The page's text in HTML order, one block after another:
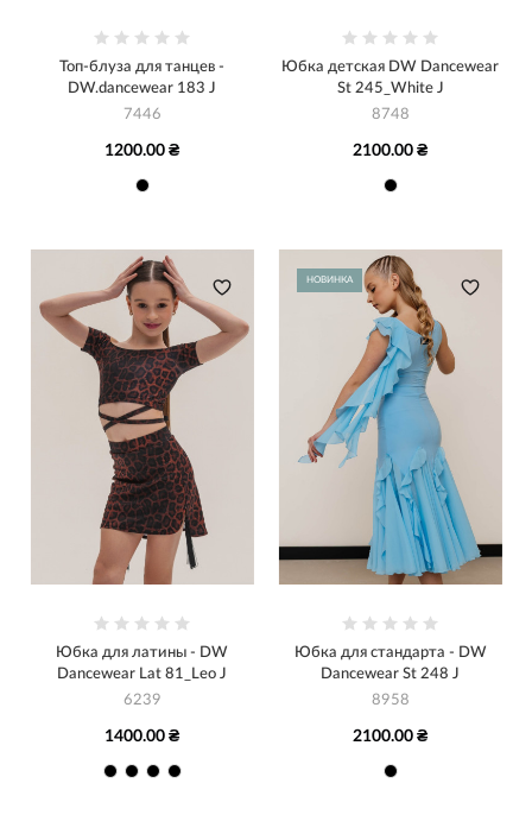
Топ-блуза для танцев -
DW.dancewear 183 J
7446
1200.00 ₴
Юбка детская DW Dancewear
St 245_White J
8748
2100.00 ₴
Юбка для латины - DW
Dancewear Lat 81_Leo J
6239
1400.00 ₴
НОВИНКА
Юбка для стандарта - DW
Dancewear St 248 J
8958
2100.00 ₴